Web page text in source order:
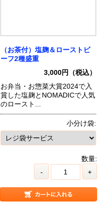
（お茶付）塩麹＆ローストビ
ーフ2種盛重
3,000円（税込）
お弁当・お惣菜大賞2024で入
賞した塩麹とNOMADICで人気
のロースト...
小分け袋:
数量:
-
+